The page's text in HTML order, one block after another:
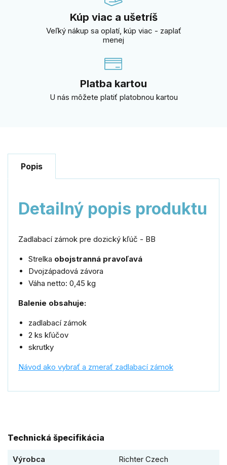
Kúp viac a ušetríš
Veľký nákup sa oplatí, kúp viac - zaplať
menej
Platba kartou
U nás môžete platiť platobnou kartou
Popis
Detailný popis produktu
Zadlabací zámok pre dozický kľúč - BB
Strelka obojstranná pravoľavá
Dvojzápadová závora
Váha netto: 0,45 kg
Balenie obsahuje:
zadlabací zámok
2 ks kľúčov
skrutky
Návod ako vybrať a zmerať zadlabací zámok
Technická špecifikácia
Výrobca Richter Czech